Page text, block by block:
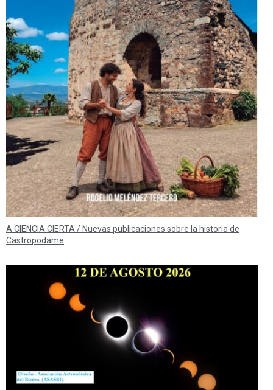
A CIENCIA CIERTA / Nuevas publicaciones sobre la historia de
Castropodame